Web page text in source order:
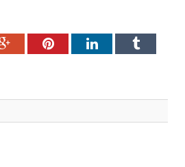
Google+PinterestLinkedInTumblr